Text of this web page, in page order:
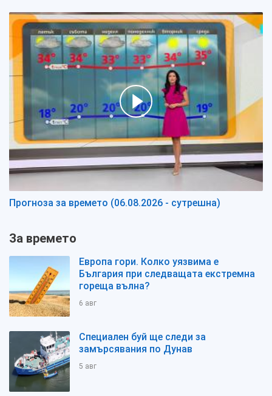
Прогноза за времето (06.08.2026 - сутрешна)
За времето
Европа гори. Колко уязвима е
България при следващата екстремна
гореща вълна?
6 авг
Специален буй ще следи за
замърсявания по Дунав
5 авг